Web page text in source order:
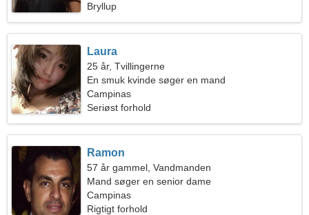
Bryllup
Laura
25 år, Tvillingerne
En smuk kvinde søger en mand
Campinas
Seriøst forhold
Ramon
57 år gammel, Vandmanden
Mand søger en senior dame
Campinas
Rigtigt forhold